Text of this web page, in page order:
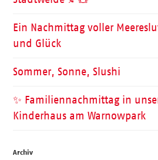
Ein Nachmittag voller
und Glück
Sommer, Sonne, Slushi
✨ Familiennachmittag in
Kinderhaus am Warnowpark
Archiv